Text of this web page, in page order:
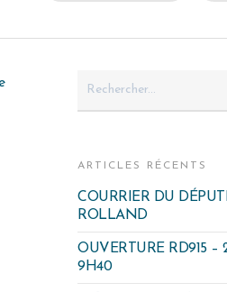
ARTICLES RÉCENTS
COURRIER DU
ROLLAND
OUVERTURE RD915 –
9H40